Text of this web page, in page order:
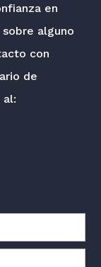
en
alguno
con
de